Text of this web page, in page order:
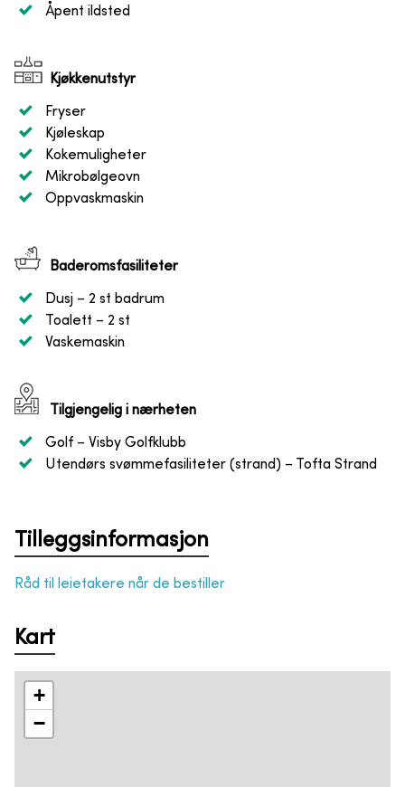
Åpent ildsted
Kjøkkenutstyr
Fryser
Kjøleskap
Kokemuligheter
Mikrobølgeovn
Oppvaskmaskin
Baderomsfasiliteter
Dusj – 2 st badrum
Toalett – 2 st
Vaskemaskin
Tilgjengelig i nærheten
Golf – Visby Golfklubb
Utendørs svømmefasiliteter (strand) – Tofta Strand
Tilleggsinformasjon
Råd til leietakere når de bestiller
Kart
+
−